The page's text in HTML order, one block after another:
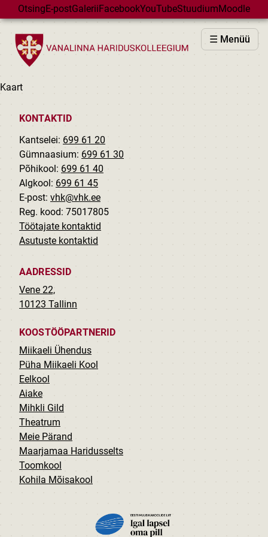
Skip to main content
OtsingE-postGaleriiFacebookYouTubeStuudiumMoodle
☰ Menüü
VHK
VASTUVÕTT
GÜMNAASIUM
MAJAD
SÜNDMUSED
KALENDER
Kaart
KONTAKTID
Kantselei: 699 61 20
Gümnaasium: 699 61 30
Põhikool: 699 61 40
Algkool: 699 61 45
E-post: vhk@vhk.ee
Reg. kood: 75017805
Töötajate kontaktid
Asutuste kontaktid
AADRESSID
Vene 22,
10123 Tallinn
KOOSTÖÖPARTNERID
Miikaeli Ühendus
Püha Miikaeli Kool
Eelkool
Aiake
Mihkli Gild
Theatrum
Meie Pärand
Maarjamaa Haridusselts
Toomkool
Kohila Mõisakool
PILT